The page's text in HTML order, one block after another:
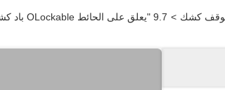
موقف كشك > 9.7 "يعلق على الحائط OLockable باد كشك ضميمة مع القوس، ومناسبة لباد الهواء